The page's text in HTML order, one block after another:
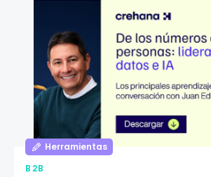
Herramientas
B2B